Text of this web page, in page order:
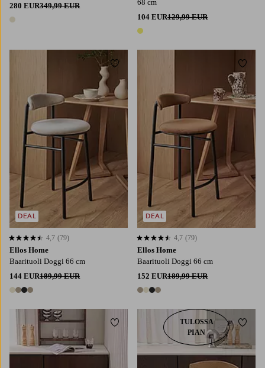
280 EUR349,99 EUR
1 väri
68 cm
104 EUR129,99 EUR
1 väri
Ellos Home
Baarituoli Doggi 66 cm
144 EUR189,99 EUR
4 värejä
4,7 perustuen 79 arvosanaan
4,7 (79)
DEAL
Lisää suosikkeihin
Ellos Home
Baarituoli Doggi 66 cm
152 EUR189,99 EUR
4 värejä
4,7 perustuen 79 arvosanaan
4,7 (79)
DEAL
Lisää suosikkeihinTULOSSA
PIAN